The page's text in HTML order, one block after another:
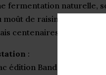
fermentation naturelle,
de raisin et de
centenaires.
:
édition Bande